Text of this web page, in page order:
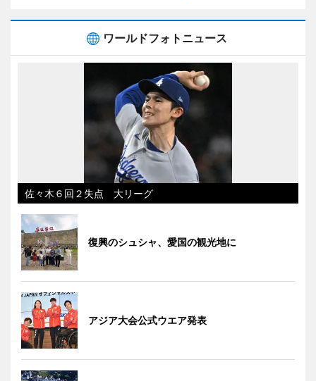
ワールドフォトニュース
佐々木６回２失点 大リーグ
復興のシュシャ、愛国の観光地に
アジア大会公式ウエア発表